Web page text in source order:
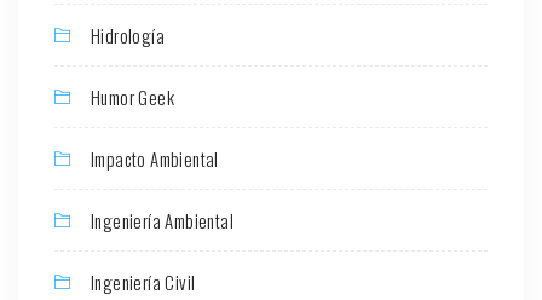
Hidrología
Humor Geek
Impacto Ambiental
Ingeniería Ambiental
Ingeniería Civil